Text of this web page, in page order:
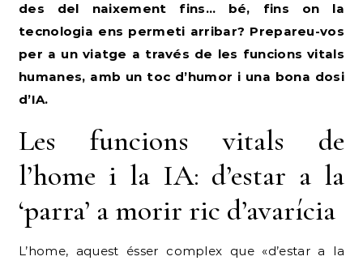
des del naixement fins… bé, fins on la
tecnologia ens permeti arribar? Prepareu-vos
per a un viatge a través de les funcions vitals
humanes, amb un toc d’humor i una bona dosi
d’IA.
Les funcions vitals de
l’home i la IA: d’estar a la
‘parra’ a morir ric d’avarícia
L’home, aquest ésser complex que «d’estar a la